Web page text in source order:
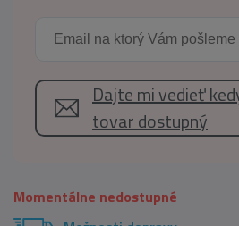
Dajte mi vedieť
tovar dostupný
Momentálne nedostupné